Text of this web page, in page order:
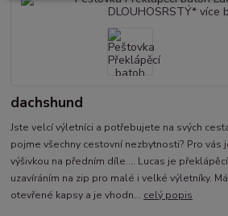
dachshund
Jste velcí výletníci a potřebujete na svých
pojme všechny cestovní nezbytnosti? Pro vás
výšivkou na předním díle.... Lucas je
uzavíráním na zip pro malé i velké výletníky.
otevřené kapsy a je vhodn... celý popis